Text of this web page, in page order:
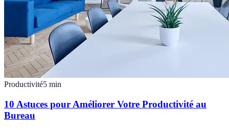
Productivité5 min
10 Astuces pour Améliorer Votre Productivité au
Bureau